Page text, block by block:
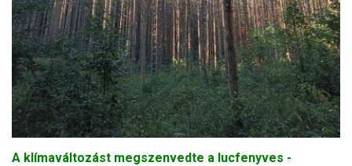
A klímaváltozást megszenvedte a lucfenyves -